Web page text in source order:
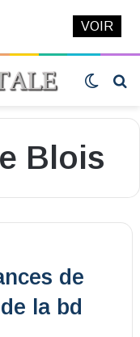
Switch
Blois
de
la bd
VOIR